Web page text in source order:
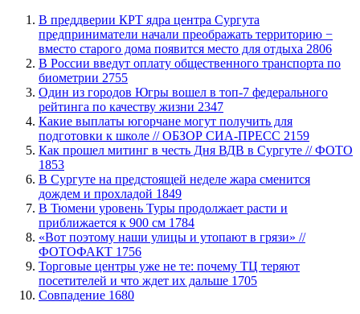
​В преддверии КРТ ядра центра Сургута
предприниматели начали преображать территорию −
вместо старого дома появится место для отдыха 2806
В России введут оплату общественного транспорта по
биометрии 2755
Один из городов Югры вошел в топ-7 федерального
рейтинга по качеству жизни 2347
Какие выплаты югорчане могут получить для
подготовки к школе // ОБЗОР СИА-ПРЕСС 2159
Как прошел митинг в честь Дня ВДВ в Сургуте // ФОТО
1853
В Сургуте на предстоящей неделе жара сменится
дождем и прохладой 1849
В Тюмени уровень Туры продолжает расти и
приближается к 900 см 1784
«Вот поэтому наши улицы и утопают в грязи» //
ФОТОФАКТ 1756
Торговые центры уже не те: почему ТЦ теряют
посетителей и что ждет их дальше 1705
​Совпадение 1680